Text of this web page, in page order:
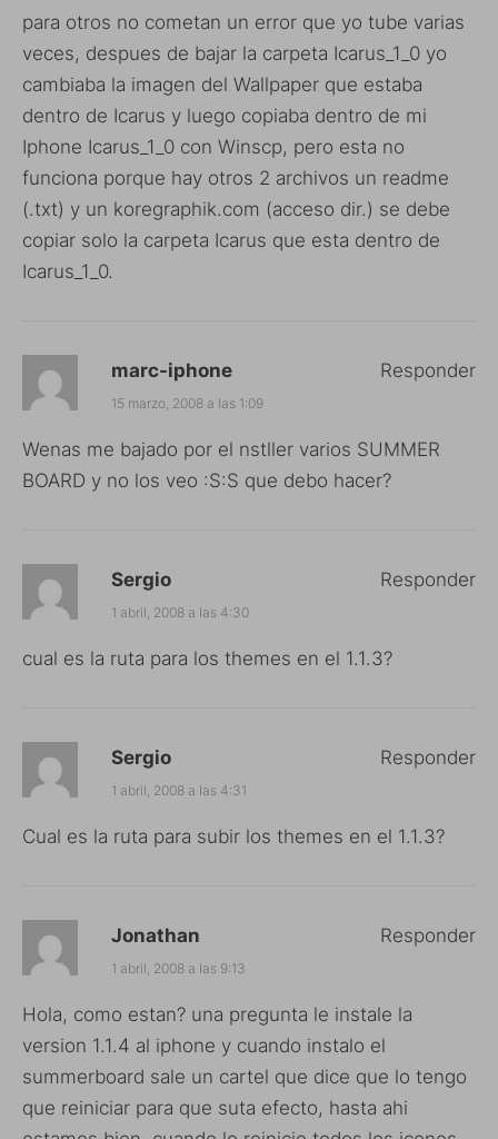
para otros no cometan un error que yo tube varias
veces, despues de bajar la carpeta Icarus_1_0 yo
cambiaba la imagen del Wallpaper que estaba
dentro de Icarus y luego copiaba dentro de mi
Iphone Icarus_1_0 con Winscp, pero esta no
funciona porque hay otros 2 archivos un readme
(.txt) y un koregraphik.com (acceso dir.) se debe
copiar solo la carpeta Icarus que esta dentro de
Icarus_1_0.
marc-iphone
15 marzo, 2008 a las 1:09
Wenas me bajado por el nstller varios SUMMER
BOARD y no los veo :S:S que debo hacer?
Responder
Sergio
1 abril, 2008 a las 4:30
cual es la ruta para los themes en el 1.1.3?
Responder
Sergio
1 abril, 2008 a las 4:31
Cual es la ruta para subir los themes en el 1.1.3?
Responder
Jonathan
1 abril, 2008 a las 9:13
Hola, como estan? una pregunta le instale la
version 1.1.4 al iphone y cuando instalo el
summerboard sale un cartel que dice que lo tengo
que reiniciar para que suta efecto, hasta ahi
Responder